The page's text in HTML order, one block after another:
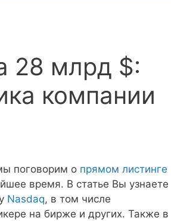
28 млрд $:
компании
поговорим о прямом листинге
время. В статье Вы узнаете
Nasdaq, в том числе
на бирже и других. Также в